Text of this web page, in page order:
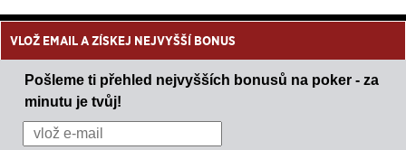
VLOŽ EMAIL A ZÍSKEJ NEJVYŠŠÍ BONUS
Pošleme ti přehled nejvyšších bonusů na poker - za
minutu je tvůj!